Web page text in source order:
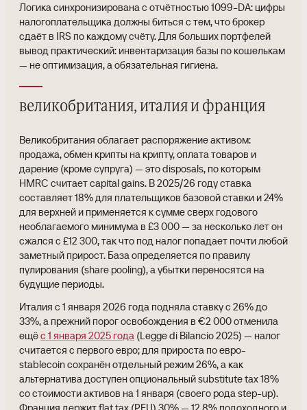
Логика синхронизирована с отчётностью 1099-DA: цифры
налогоплательщика должны биться с тем, что брокер
сдаёт в IRS по каждому счёту. Для больших портфелей
вывод практический: инвентаризация базы по кошелькам
— не оптимизация, а обязательная гигиена.
великобритания, италия и франция
Великобритания облагает распоряжение активом:
продажа, обмен крипты на крипту, оплата товаров и
дарение (кроме супруга) — это disposals, по которым
HMRC считает capital gains. В 2025/26 году ставка
составляет 18% для плательщиков базовой ставки и 24%
для верхней и применяется к сумме сверх годового
необлагаемого минимума в £3 000 — за несколько лет он
сжался с £12 300, так что под налог попадает почти любой
заметный прирост. База определяется по правилу
пулирования (share pooling), а убытки переносятся на
будущие периоды.
Италия с 1 января 2026 года подняла ставку с 26% до
33%, а прежний порог освобождения в €2 000 отменила
ещёс 1 января 2025 года (Legge di Bilancio 2025) — налог
считается с первого евро; для прироста по евро-
stablecoin сохранён отдельный режим 26%, а как
альтернатива доступен опциональный substitute tax 18%
со стоимости активов на 1 января (своего рода step-up).